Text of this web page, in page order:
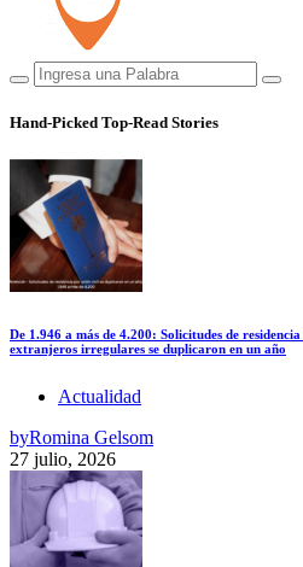
Hand-Picked Top-Read Stories
De 1.946 a más de 4.200: Solicitudes de
extranjeros irregulares se duplicaron en un año
Actualidad
byRomina Gelsom
27 julio, 2026